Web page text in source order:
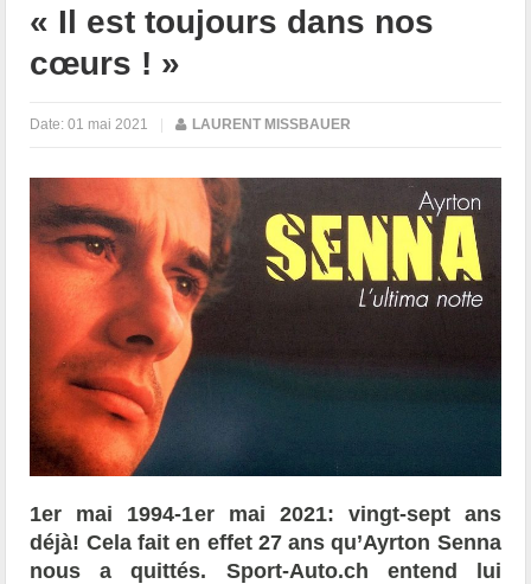
« Il est toujours dans nos
cœurs ! »
Date:01 mai 2021 | LAURENT MISSBAUER
1er mai 1994-1ermai 2021: vingt-sept ans
déjà! Cela fait en effet 27 ans qu’Ayrton Senna
nous a quittés. Sport-Auto.ch entend lui